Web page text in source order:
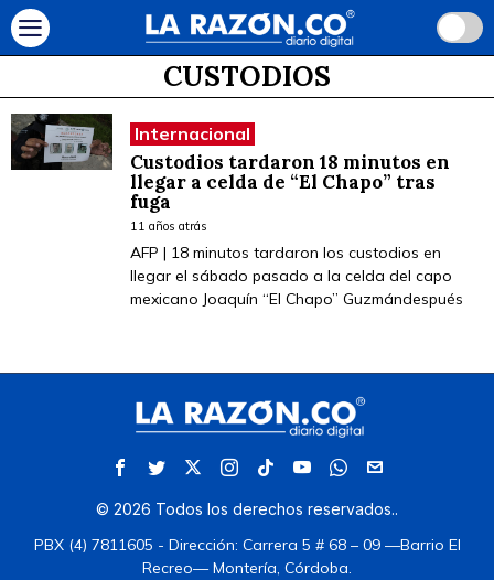
CUSTODIOS
Internacional
Custodios tardaron 18 minutos en
llegar a celda de “El Chapo” tras
fuga
11 años atrás
AFP | 18 minutos tardaron los custodios en
llegar el sábado pasado a la celda del capo
mexicano Joaquín “El Chapo” Guzmándespués
© 2026 Todos los derechos reservados..
PBX (4) 7811605 - Dirección: Carrera 5 # 68 – 09 —Barrio El
Recreo— Montería, Córdoba.